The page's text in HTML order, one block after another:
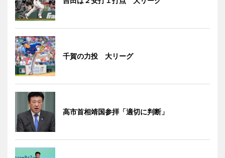
千賀の力投 大リーグ
高市首相靖国参拝「適切に判断」